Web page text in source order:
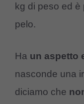
kg di peso ed è
pelo.
Ha un aspetto
nasconde una
diciamo che